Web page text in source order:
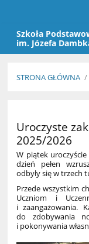
Szkoła
im. Józefa
STRONA GŁÓWNA /
Uroczyste
2025/2026
W piątek
dzień pełen
odbyły się w trzech
Przede wszystkim
Uczniom i
i zaangażowania.
do zdobywania
i pokonywania